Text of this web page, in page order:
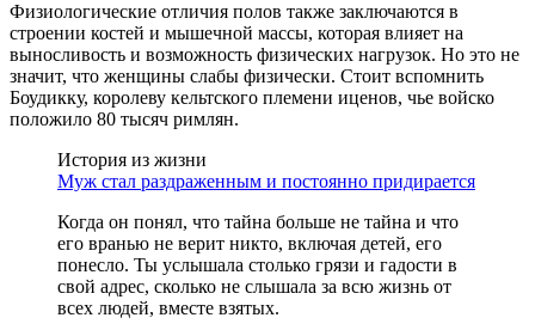
Физиологические отличия полов также заключаются в
строении костей и мышечной массы, которая влияет на
выносливость и возможность физических нагрузок. Но это не
значит, что женщины слабы физически. Стоит вспомнить
Боудикку, королеву кельтского племени иценов, чье войско
положило 80 тысяч римлян.
История из жизни
Муж стал раздраженным и постоянно придирается
Когда он понял, что тайна больше не тайна и что
его вранью не верит никто, включая детей, его
понесло. Ты услышала столько грязи и гадости в
свой адрес, сколько не слышала за всю жизнь от
всех людей, вместе взятых.